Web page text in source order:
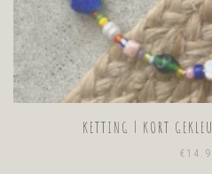
KETTING | KORT
€